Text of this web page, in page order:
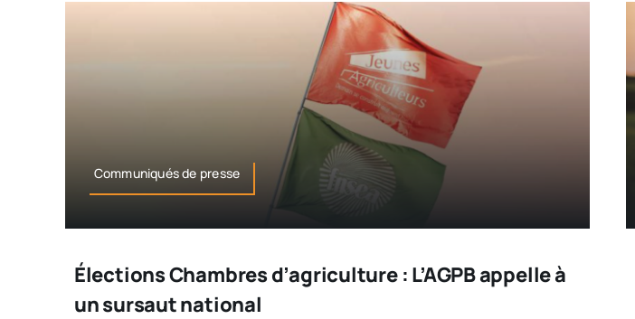
Communiqués de presse
Élections Chambres d’agriculture : L’AGPB appelle à
un sursaut national